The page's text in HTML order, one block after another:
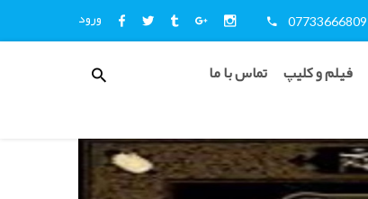
ورود 07733666809
منوی
کاربری
فیلم و کلیپ تماس با ما